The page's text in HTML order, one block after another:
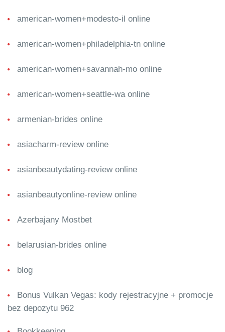
american-women+modesto-il online
american-women+philadelphia-tn online
american-women+savannah-mo online
american-women+seattle-wa online
armenian-brides online
asiacharm-review online
asianbeautydating-review online
asianbeautyonline-review online
Azerbajany Mostbet
belarusian-brides online
blog
Bonus Vulkan Vegas: kody rejestracyjne + promocje
bez depozytu 962